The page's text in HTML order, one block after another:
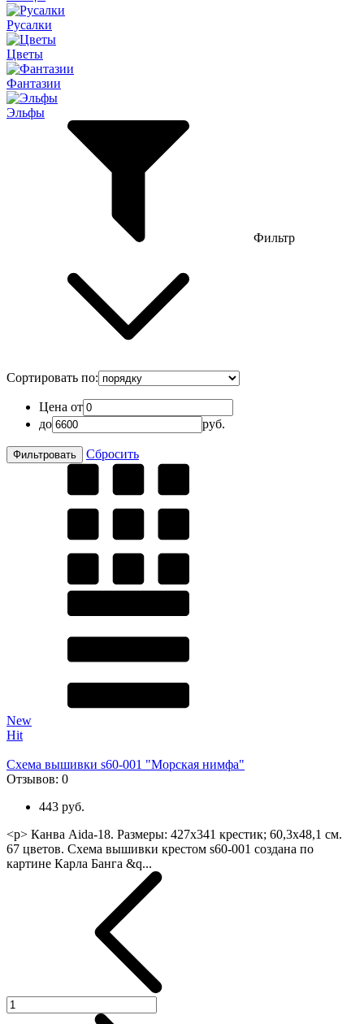
Русалки
Цветы
Фантазии
Эльфы
Фильтр
Сортировать по:
Цена от
до
руб.
Сбросить
New
Hit
Схема вышивки s60-001 "Морская нимфа"
Отзывов: 0
443 руб.
<p> Канва Aida-18. Размеры: 427х341 крестик; 60,3х48,1 см.
67 цветов. Схема вышивки крестом s60-001 создана по
картине Карла Банга &q...